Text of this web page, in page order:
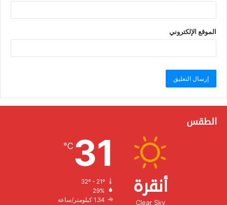
الموقع الإلكتروني
الطقس
أنقرة
Clear Sky
31
℃
الرطوبة:
الرياح: